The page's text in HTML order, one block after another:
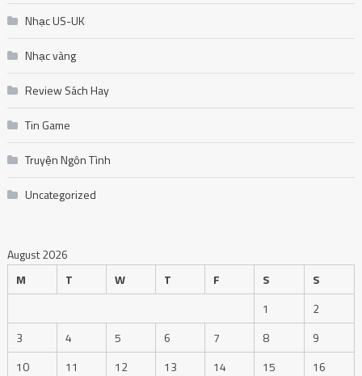
Nhạc US-UK
Nhạc vàng
Review Sách Hay
Tin Game
Truyện Ngôn Tình
Uncategorized
August 2026
M
T W T F S
S
1
2
3
4 5 6 7 8
9
10
11 12 13 14 15 16